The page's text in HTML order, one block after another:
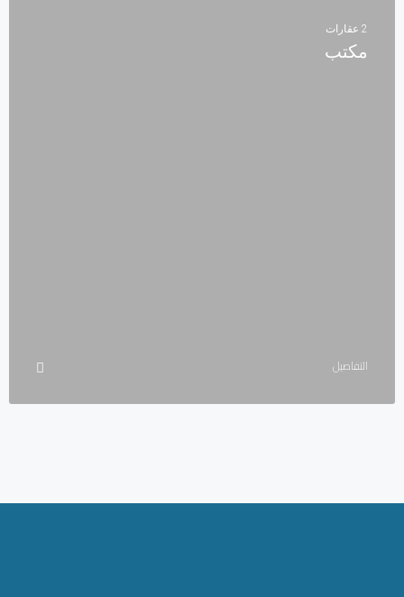
مكتب
التفاصيل